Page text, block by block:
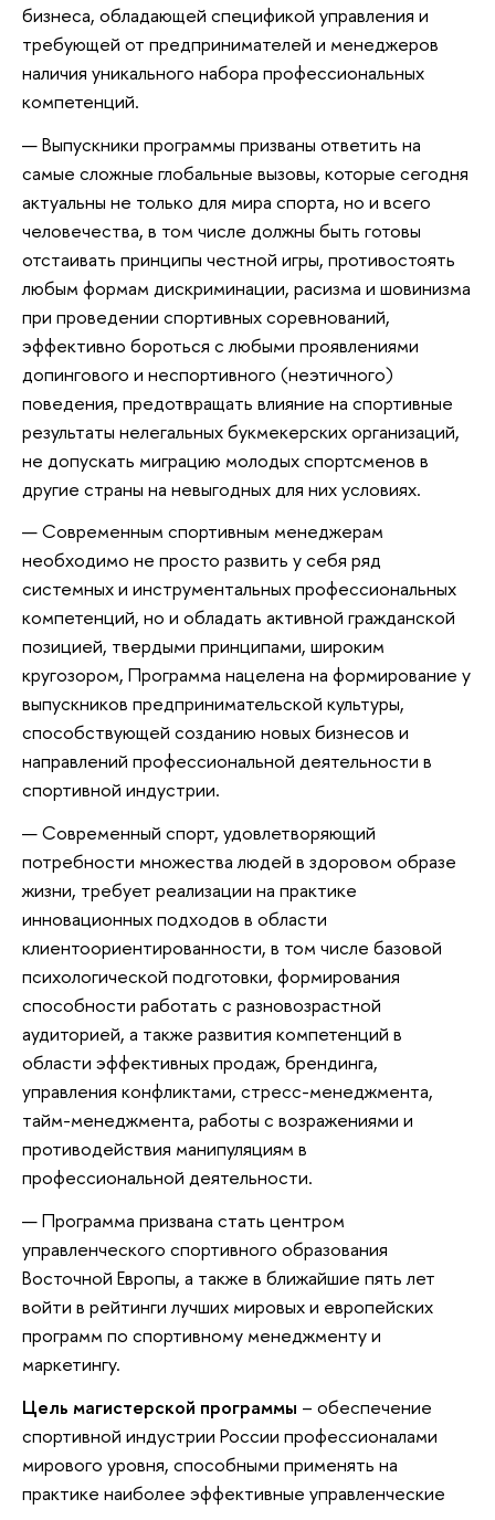
бизнеса, обладающей спецификой управления и
требующей от предпринимателей и менеджеров
наличия уникального набора профессиональных
компетенций.
Выпускники программы призваны ответить на
самые сложные глобальные вызовы, которые сегодня
актуальны не только для мира спорта, но и всего
человечества, в том числе должны быть готовы
отстаивать принципы честной игры, противостоять
любым формам дискриминации, расизма и шовинизма
при проведении спортивных соревнований,
эффективно бороться с любыми проявлениями
допингового и неспортивного (неэтичного)
поведения, предотвращать влияние на спортивные
результаты нелегальных букмекерских организаций,
не допускать миграцию молодых спортсменов в
другие страны на невыгодных для них условиях.
Современным спортивным менеджерам
необходимо не просто развить у себя ряд
системных и инструментальных профессиональных
компетенций, но и обладать активной гражданской
позицией, твердыми принципами, широким
кругозором, Программа нацелена на формирование у
выпускников предпринимательской культуры,
способствующей созданию новых бизнесов и
направлений профессиональной деятельности в
спортивной индустрии.
Современный спорт, удовлетворяющий
потребности множества людей в здоровом образе
жизни, требует реализации на практике
инновационных подходов в области
клиентоориентированности, в том числе базовой
психологической подготовки, формирования
способности работать с разновозрастной
аудиторией, а также развития компетенций в
области эффективных продаж, брендинга,
управления конфликтами, стресс-менеджмента,
тайм-менеджмента, работы с возражениями и
противодействия манипуляциям в
профессиональной деятельности.
Программа призвана стать центром
управленческого спортивного образования
Восточной Европы, а также в ближайшие пять лет
войти в рейтинги лучших мировых и европейских
программ по спортивному менеджменту и
маркетингу.
Цель магистерской программы – обеспечение
спортивной индустрии России профессионалами
мирового уровня, способными применять на
практике наиболее эффективные управленческие